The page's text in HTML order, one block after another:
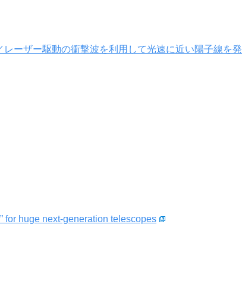
ーザー駆動の衝撃波を利用して光速に近い陽子線を
for huge next-generation telescopes